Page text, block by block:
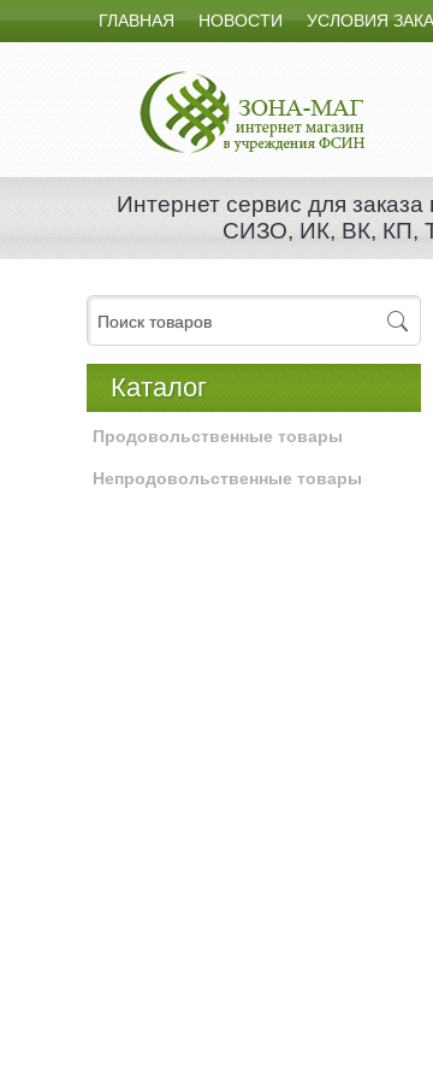
ГЛАВНАЯ НОВОСТИ УСЛОВИЯ
Интернет сервис для
СИЗО, ИК, ВК, КП,
Каталог
Продовольственные товары
Непродовольственные товары